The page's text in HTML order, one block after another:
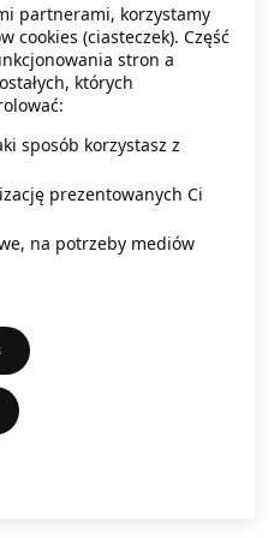
.
partnerami, korzystamy
cookies (ciasteczek). Część
stron a
których
sposób korzystasz z
prezentowanych Ci
na potrzeby mediów